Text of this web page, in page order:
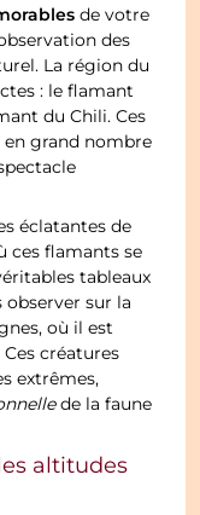
de votre
des
La région du
: le flamant
du Chili. Ces
en grand nombre
éclatantes de
ces flamants se
tableaux
sur la
où il est
créatures
extrêmes,
de la faune
altitudes